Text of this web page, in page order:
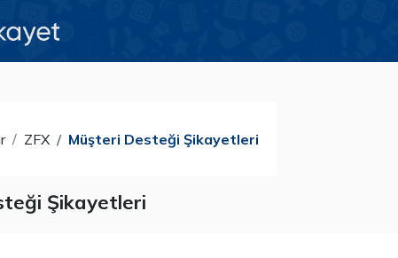
ZFX Müşteri Desteği Şikayetleri
Şikayetleri